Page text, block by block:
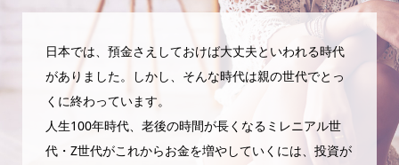
日本では、預金さえしておけば大丈夫といわれる時代
がありました。しかし、そんな時代は親の世代でとっ
くに終わっています。
人生100年時代、老後の時間が長くなるミレニアル世
代・Z世代がこれからお金を増やしていくには、投資が